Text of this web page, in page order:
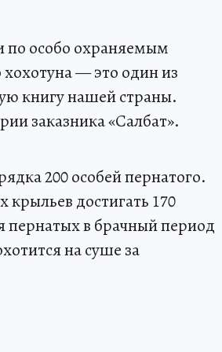
по особо охраняемым
— это один из
книгу нашей страны.
заказника «Салбат».
200 особей пернатого.
достигать 170
пернатых в брачный период
на суше за